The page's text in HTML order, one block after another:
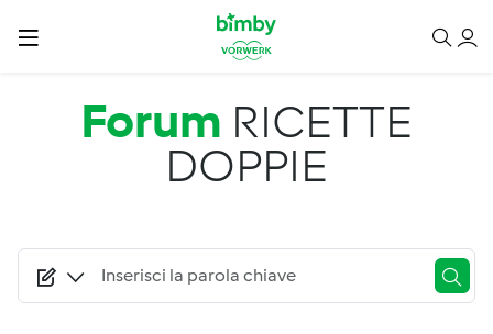
Salta al contenuto principale
Forum RICETTE
DOPPIE